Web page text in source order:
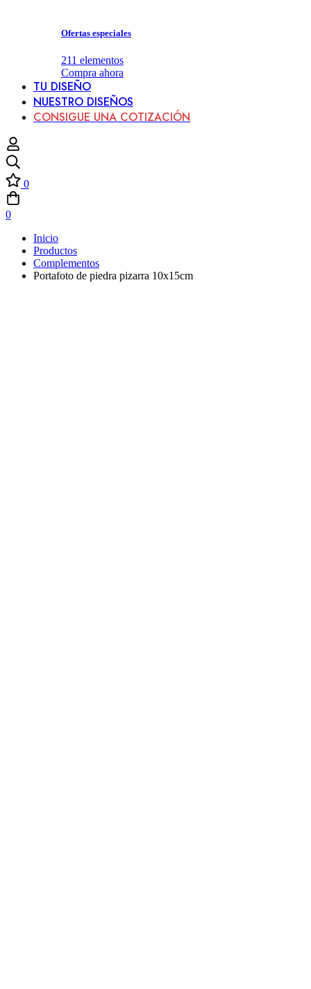
Ofertas especiales
211 elementos
Compra ahora
TU DISEÑO
NUESTRO DISEÑOS
CONSIGUE UNA COTIZACIÓN
0
0
Inicio
Productos
Complementos
Portafoto de piedra pizarra 10x15cm